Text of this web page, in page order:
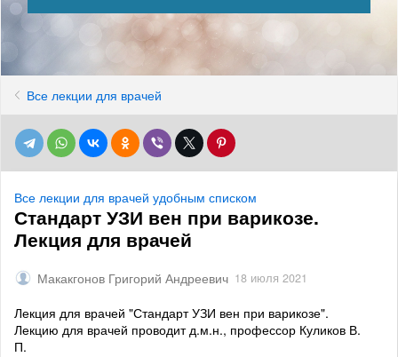
Все лекции для врачей
Все лекции для врачей удобным списком
Стандарт УЗИ вен при варикозе.
Лекция для врачей
Макакгонов Григорий Андреевич 18 июля 2021
Лекция для врачей "Стандарт УЗИ вен при варикозе".
Лекцию для врачей проводит д.м.н., профессор Куликов В.
П.